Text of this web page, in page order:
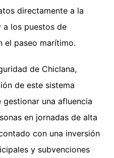
directamente a la
a los puestos de
el paseo marítimo.
de Chiclana,
de este sistema
una afluencia
en jornadas de alta
con una inversión
y subvenciones